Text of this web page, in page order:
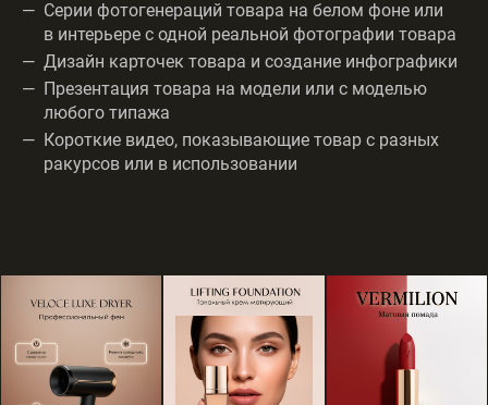
Серии фотогенераций товара на белом фоне или
в интерьере с одной реальной фотографии товара
Дизайн карточек товара и создание инфографики
Презентация товара на модели или с моделью
любого типажа
Короткие видео, показывающие товар с разных
ракурсов или в использовании